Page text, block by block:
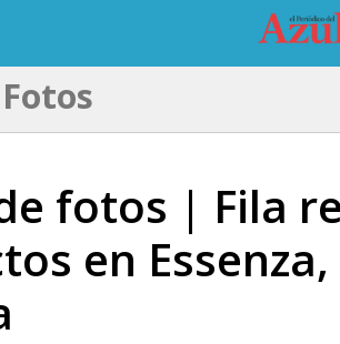
fotos | Fila
en